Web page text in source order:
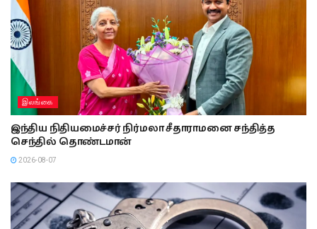
இலங்கை
இந்திய நிதியமைச்சர் நிர்மலா சீதாராமனை சந்தித்த
செந்தில் தொண்டமான்
2026-08-07